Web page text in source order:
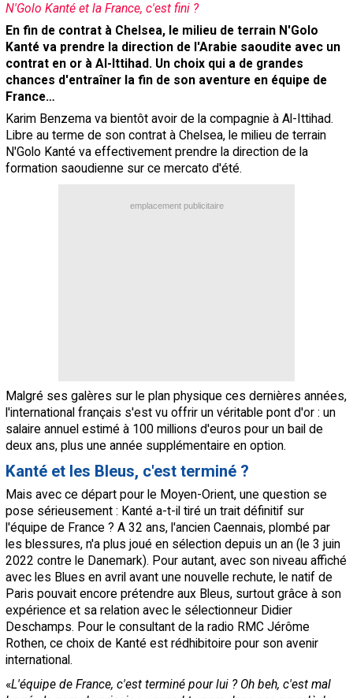
N'Golo Kanté et la France, c'est fini ?
En fin de contrat à Chelsea, le milieu de terrain N'Golo
Kanté va prendre la direction de l'Arabie saoudite avec un
contrat en or à Al-Ittihad. Un choix qui a de grandes
chances d'entraîner la fin de son aventure en équipe de
France…
Karim Benzema va bientôt avoir de la compagnie à Al-Ittihad.
Libre au terme de son contrat à Chelsea, le milieu de terrain
N'Golo Kanté va effectivement prendre la direction de la
formation saoudienne sur ce mercato d'été.
emplacement publicitaire
Malgré ses galères sur le plan physique ces dernières années,
l'international français s'est vu offrir un véritable pont d'or : un
salaire annuel estimé à 100 millions d'euros pour un bail de
deux ans, plus une année supplémentaire en option.
Kanté et les Bleus, c'est terminé ?
Mais avec ce départ pour le Moyen-Orient, une question se
pose sérieusement : Kanté a-t-il tiré un trait définitif sur
l'équipe de France ? A 32 ans, l'ancien Caennais, plombé par
les blessures, n'a plus joué en sélection depuis un an (le 3 juin
2022 contre le Danemark). Pour autant, avec son niveau affiché
avec les Blues en avril avant une nouvelle rechute, le natif de
Paris pouvait encore prétendre aux Bleus, surtout grâce à son
expérience et sa relation avec le sélectionneur Didier
Deschamps. Pour le consultant de la radio RMC Jérôme
Rothen, ce choix de Kanté est rédhibitoire pour son avenir
international.
«L'équipe de France, c'est terminé pour lui ? Oh beh, c'est mal
Recrutement Maxifoot
Mentions légales
site web Maxifoot.fr